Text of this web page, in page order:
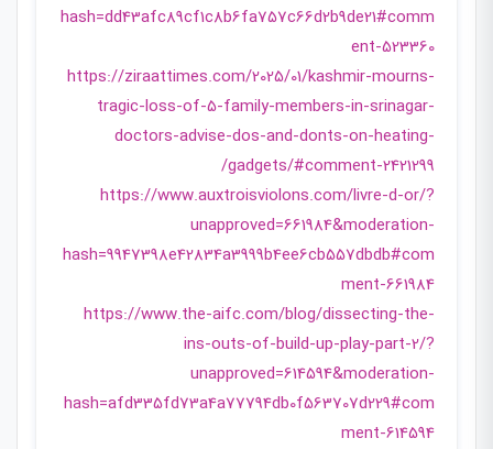
hash=dd43afc89cf1c8b6fa757c66d2b9de21#comm
ent-523360
https://ziraattimes.com/2025/01/kashmir-mourns-
tragic-loss-of-5-family-members-in-srinagar-
doctors-advise-dos-and-donts-on-heating-
gadgets/#comment-2421299/
https://www.auxtroisviolons.com/livre-d-or/?
unapproved=661984&moderation-
hash=9947398e42834a3999b4ee6cb557dbdb#com
ment-661984
https://www.the-aifc.com/blog/dissecting-the-
ins-outs-of-build-up-play-part-2/?
unapproved=614594&moderation-
hash=afd335fd73a4a77794db0f563707d229#com
ment-614594